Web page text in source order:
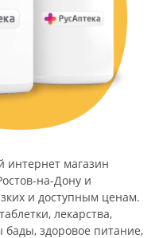
интернет магазин
на-Дону и
и доступным ценам.
лекарства,
здоровое питание,